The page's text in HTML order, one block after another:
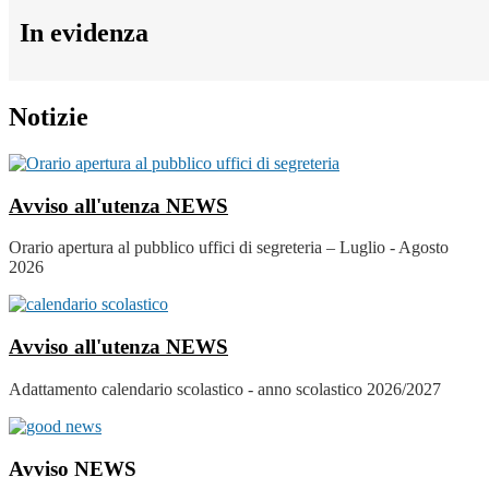
In evidenza
Notizie
Avviso all'utenza NEWS
Orario apertura al pubblico uffici di segreteria – Luglio - Agosto
2026
Avviso all'utenza NEWS
Adattamento calendario scolastico - anno scolastico 2026/2027
Avviso NEWS